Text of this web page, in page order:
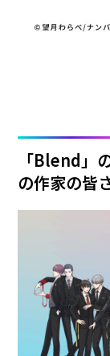
「Blend」
の作家の皆